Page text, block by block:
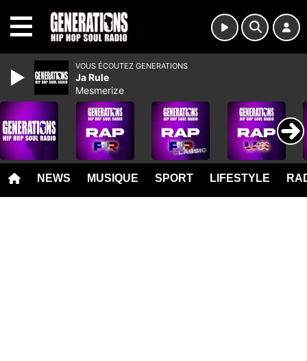
NEWS MUSIQUE SPORT LIFESTYLE
VOUS ÉCOUTEZ GENERATIONS
Ja Rule
Mesmerize